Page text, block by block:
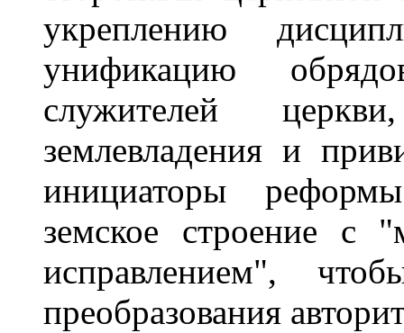
укреплению
унификацию
служителей
землевладения и
инициаторы
земское строение с
исправлением",
преобразования